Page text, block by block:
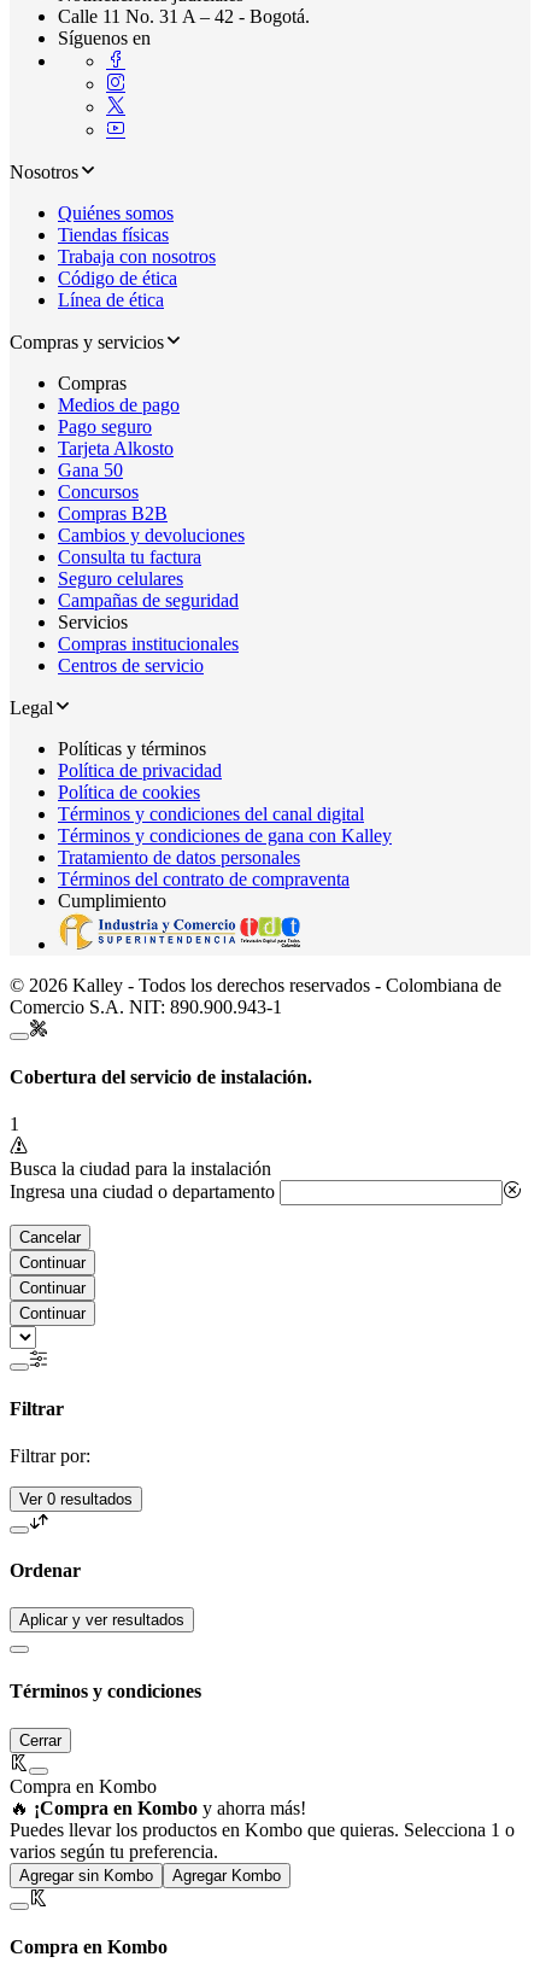
Calle 11 No. 31 A – 42 - Bogotá.
Síguenos en
Nosotros
Quiénes somos
Tiendas físicas
Trabaja con nosotros
Código de ética
Línea de ética
Compras y servicios
Compras
Medios de pago
Pago seguro
Tarjeta Alkosto
Gana 50
Concursos
Compras B2B
Cambios y devoluciones
Consulta tu factura
Seguro celulares
Campañas de seguridad
Servicios
Compras institucionales
Centros de servicio
Legal
Políticas y términos
Política de privacidad
Política de cookies
Términos y condiciones del canal digital
Términos y condiciones de gana con Kalley
Tratamiento de datos personales
Términos del contrato de compraventa
Cumplimiento
© 2026 Kalley - Todos los derechos reservados - Colombiana de
Comercio S.A. NIT: 890.900.943-1
Cobertura del servicio de instalación.
1
Busca la ciudad para la instalación
Ingresa una ciudad o departamento
Cancelar
Continuar
Continuar
Continuar
Filtrar
Filtrar por:
Ver 0 resultados
Ordenar
Aplicar y ver resultados
Términos y condiciones
Cerrar
Compra en Kombo
🔥 ¡Compra en Kombo y ahorra más!
Puedes llevar los productos en Kombo que quieras. Selecciona 1 o
varios según tu preferencia.
Agregar sin Kombo Agregar Kombo
Compra en Kombo